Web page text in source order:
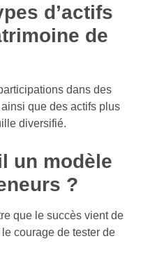
d’actifs
de
dans des
que des actifs plus
diversifié.
un modèle
?
que le succès vient de
courage de tester de